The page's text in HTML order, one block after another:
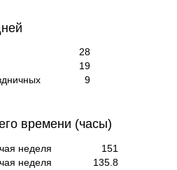
28
19
9
времени (часы)
неделя
151
неделя
135.8